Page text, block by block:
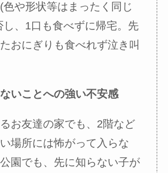
や形状等はまったく同じ
し、1口も食べずに帰宅。先
おにぎりも食べれず泣き叫
いことへの強い不安感
お友達の家でも、2階など
場所には怖がって入らな
園でも、先に知らない子が